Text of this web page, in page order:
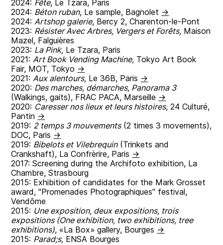
2024: Fête, Le Tzara, Paris
2024: Béton ruban, Le sample, Bagnolet →
2024:Artshop galerie, Bercy 2, Charenton-le-Pont
2023: Résister Avec Arbres, Vergers et Forêts, Maison
Mazel, Falguières
2023: La Pink, Le Tzara, Paris
2021:Art Book Vending Machine, Tokyo Art Book
Fair, MOT, Tokyo →
2021:Aux alentours, Le 36B, Paris →
2020: Des marches, démarches, Panorama 3
(Walkings, gaits), FRAC PACA, Marseille →
2020: Caresser nos lieux et leurs histoires, 24 Culturé,
Pantin →
2019: 2 temps 3 mouvements(2 times 3 movements),
DOC, Paris →
2019: Bibelots et Vilebrequin(Trinkets and
Crankshaft), La Confrèrire, Paris →
2017: Screening during the Archifoto exhibition, La
Chambre, Strasbourg
2015: Exhibition of candidates for the Mark Grosset
award, "Promenades Photographiques" festival,
Vendôme
2015: Une exposition, deux expositions, trois
expositions (One exhibition, two exhibitions, tree
exhibitions), «La Box» gallery, Bourges →
2015: Parad;s, ENSA Bourges